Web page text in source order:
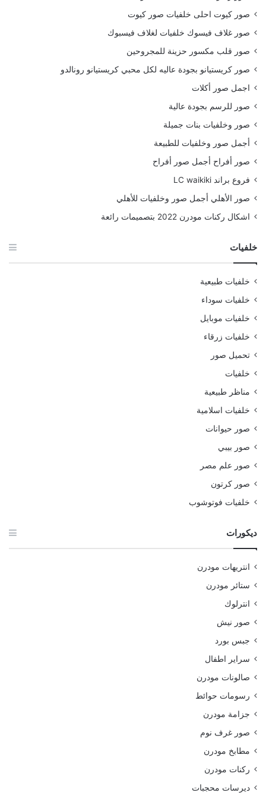
صور كيوت احلى خلفيات صور كيوت
صور غلاف فيسوك خلفيات لغلاف فيسبوك
صور قلب مكسور حزينة للمجروحين
صور كريستيانو بجودة عاليه لكل محبي كريستيانو رونالدو
اجمل صور أكلات
صور للرسم بجودة عالية
صور وخلفيات بنات جميلة
أجمل صور وخلفيات للطبيعة
صور أفراح أجمل صور أفراح
فروع براند LC waikiki
صور الأهلي أجمل صور وخلفيات للأهلي
اشكال ركنات مودرن 2022 بتصميمات رائعة
خلفيات
خلفيات طبيعية
خلفيات سوداء
خلفيات موبايل
خلفيات زرقاء
تحميل صور
خلفيات
مناظر طبيعية
خلفيات اسلامية
صور حيوانات
صور بيبي
صور علم مصر
صور كرتون
خلفيات فوتوشوب
ديكورات
انتريهات مودرن
ستائر مودرن
انترلوك
صور نيش
جبس بورد
سراير اطفال
صالونات مودرن
رسومات حوائط
جزامة مودرن
صور غرف نوم
مطابخ مودرن
ركنات مودرن
ديرسات محجبات